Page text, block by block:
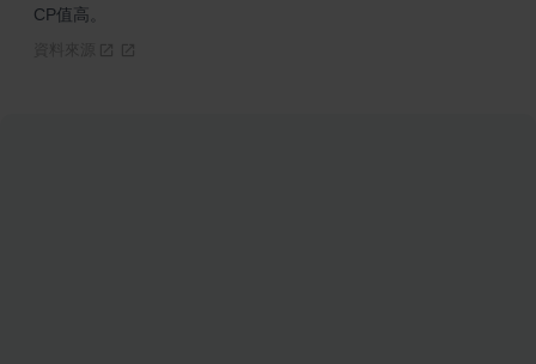
CP值高。